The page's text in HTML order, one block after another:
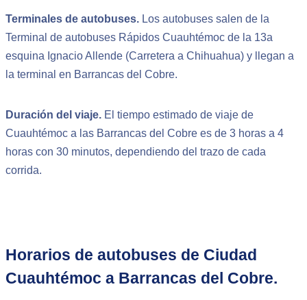
Terminales de autobuses. Los autobuses salen de la
Terminal de autobuses Rápidos Cuauhtémoc de la 13a
esquina Ignacio Allende (Carretera a Chihuahua) y llegan a
la terminal en Barrancas del Cobre.
Duración del viaje. El tiempo estimado de viaje de
Cuauhtémoc a las Barrancas del Cobre es de 3 horas a 4
horas con 30 minutos, dependiendo del trazo de cada
corrida.
Horarios de autobuses de Ciudad
Cuauhtémoc a Barrancas del Cobre.